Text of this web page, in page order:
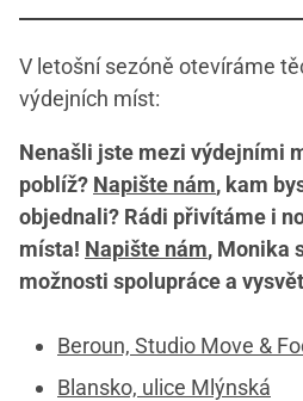
V letošní sezóně otevíráme
výdejních míst:
Nenašli jste mezi výdejními
poblíž? Napište nám, kam
objednali? Rádi přivítáme i
místa! Napište nám, Monika
možnosti spolupráce a
Beroun, Studio Move &
Blansko, ulice Mlýnská